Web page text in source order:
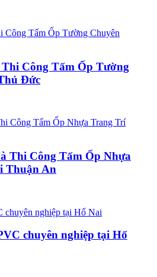
Công Tấm Ốp Tường
Đức
Thi Công Tấm Ốp Nhựa
Thuận An
chuyên nghiệp tại Hố